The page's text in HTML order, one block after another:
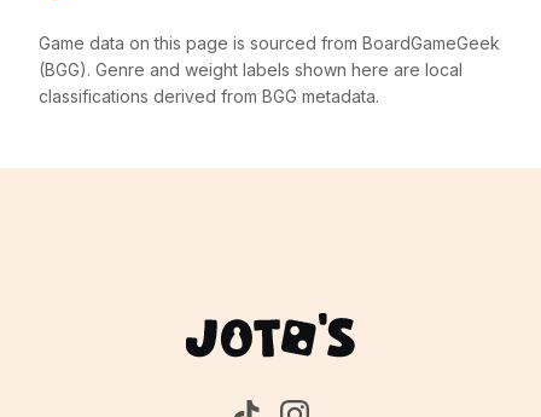
Game data on this page is sourced from BoardGameGeek
(BGG). Genre and weight labels shown here are local
classifications derived from BGG metadata.